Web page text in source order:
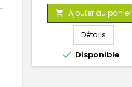
de
base
 Ajouter au panier
Détails
 Disponible